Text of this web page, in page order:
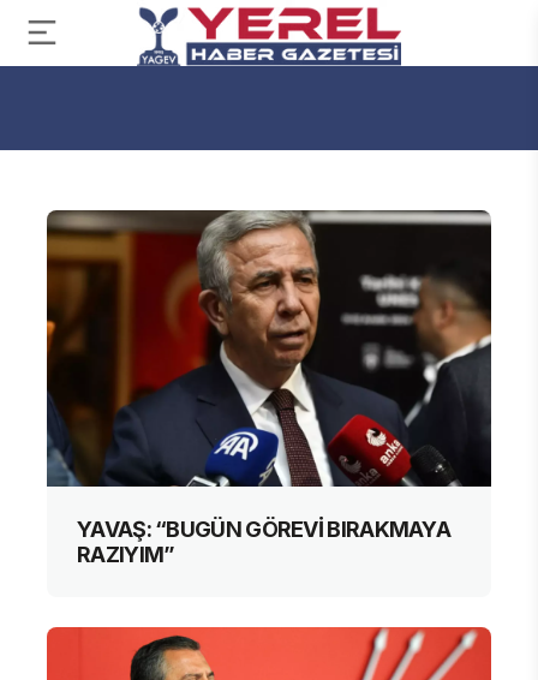
YAVAŞ: “BUGÜN GÖREVİ BIRAKMAYA
RAZIYIM”